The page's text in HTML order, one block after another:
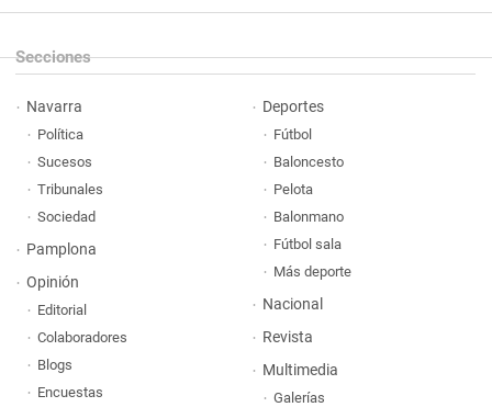
Secciones
Navarra
Política
Sucesos
Tribunales
Sociedad
Pamplona
Opinión
Editorial
Colaboradores
Blogs
Encuestas
Deportes
Fútbol
Baloncesto
Pelota
Balonmano
Fútbol sala
Más deporte
Nacional
Revista
Multimedia
Galerías